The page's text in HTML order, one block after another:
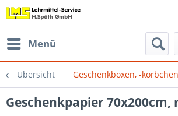
Menü
Übersicht Geschenkboxen, -
Geschenkpapier 70x200cm,